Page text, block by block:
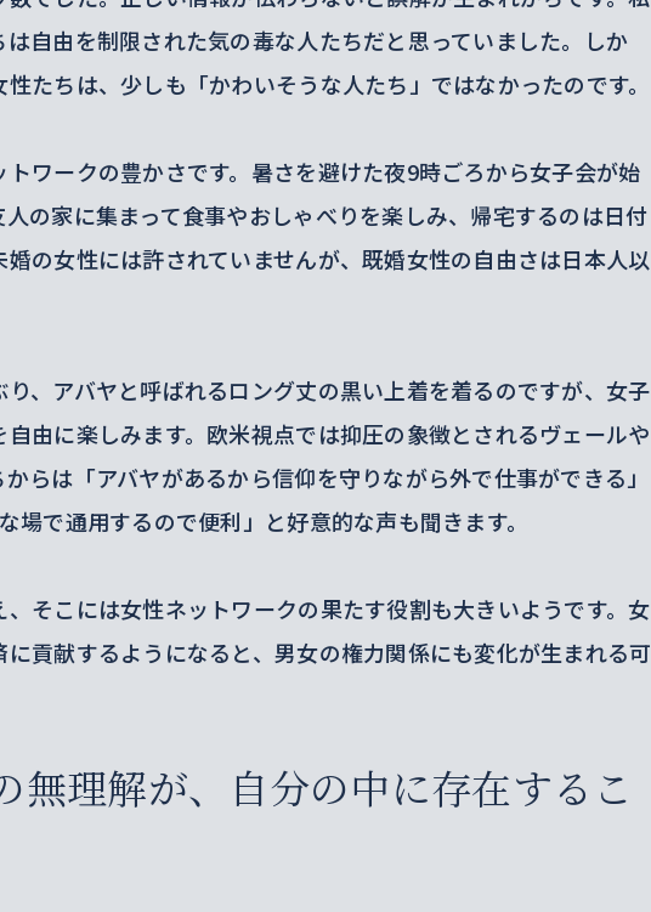
自由を制限された気の毒な人たちだと思っていました。しか
たちは、少しも「かわいそうな人たち」ではなかったのです。
ワークの豊かさです。暑さを避けた夜9時ごろから女子会が始
の家に集まって食事やおしゃべりを楽しみ、帰宅するのは日付
の女性には許されていませんが、既婚女性の自由さは日本人以
、アバヤと呼ばれるロング丈の黒い上着を着るのですが、女子
由に楽しみます。欧米視点では抑圧の象徴とされるヴェールや
らは「アバヤがあるから信仰を守りながら外で仕事ができる」
場で通用するので便利」と好意的な声も聞きます。
そこには女性ネットワークの果たす役割も大きいようです。女
貢献するようになると、男女の権力関係にも変化が生まれる可
無理解が、自分の中に存在するこ